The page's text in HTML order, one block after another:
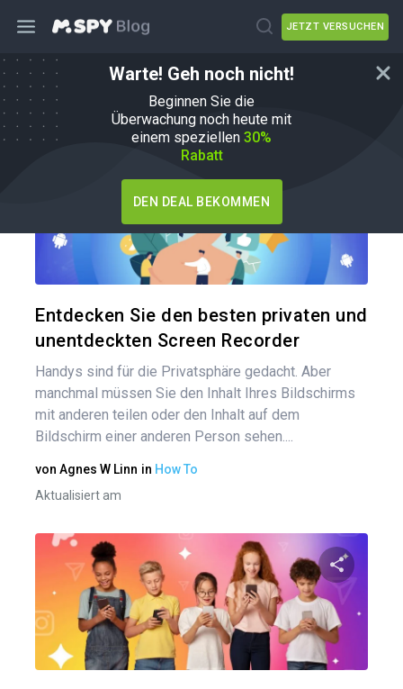
JETZT VERSUCHEN
Warte! Geh noch nicht!
Beginnen Sie die
Überwachung noch heute mit
einem speziellen 30%
Rabatt
DEN DEAL BEKOMMEN
Wie man
Entdecken Sie den besten privaten und
unentdeckten Screen Recorder
Handys sind für die Privatsphäre gedacht. Aber
manchmal müssen Sie den Inhalt Ihres Bildschirms
mit anderen teilen oder den Inhalt auf dem
Bildschirm einer anderen Person sehen....
von Agnes W Linn in How To
Aktualisiert am
Diesen